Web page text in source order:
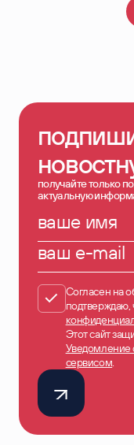
получайте только
актуальную
ваше имя
ваш e-mail
Согласен на
подтверждаю,
Этот сайт
Уведомление
сервисом.